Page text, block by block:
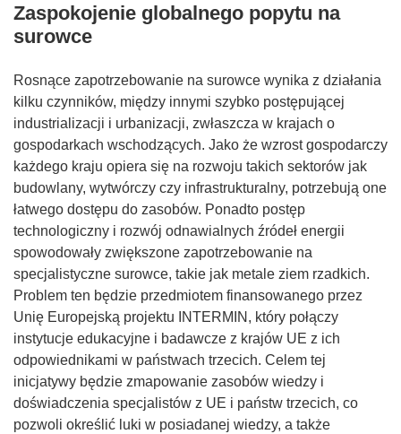
Zaspokojenie globalnego popytu na
surowce
Rosnące zapotrzebowanie na surowce wynika z działania
kilku czynników, między innymi szybko postępującej
industrializacji i urbanizacji, zwłaszcza w krajach o
gospodarkach wschodzących. Jako że wzrost gospodarczy
każdego kraju opiera się na rozwoju takich sektorów jak
budowlany, wytwórczy czy infrastrukturalny, potrzebują one
łatwego dostępu do zasobów. Ponadto postęp
technologiczny i rozwój odnawialnych źródeł energii
spowodowały zwiększone zapotrzebowanie na
specjalistyczne surowce, takie jak metale ziem rzadkich.
Problem ten będzie przedmiotem finansowanego przez
Unię Europejską projektu INTERMIN, który połączy
instytucje edukacyjne i badawcze z krajów UE z ich
odpowiednikami w państwach trzecich. Celem tej
inicjatywy będzie zmapowanie zasobów wiedzy i
doświadczenia specjalistów z UE i państw trzecich, co
pozwoli określić luki w posiadanej wiedzy, a także